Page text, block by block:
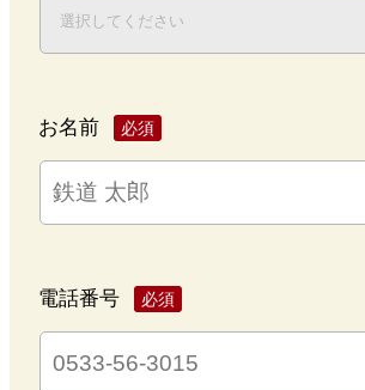
お名前 必須
電話番号 必須